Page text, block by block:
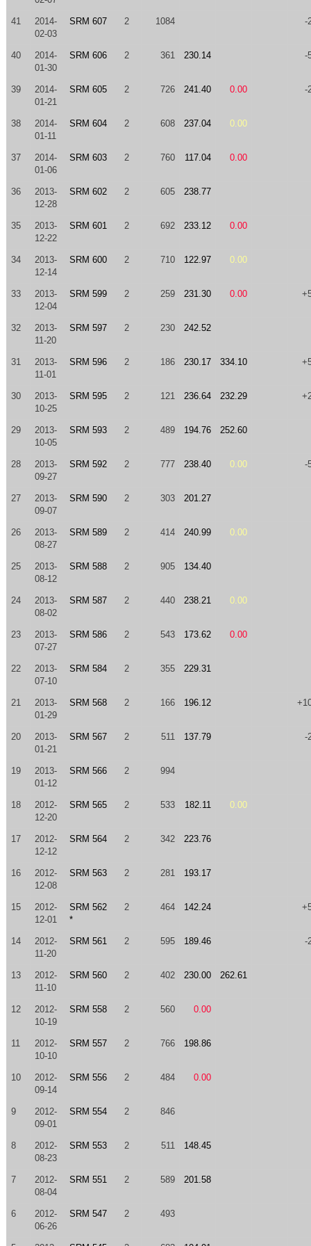
41
2014-
02-03
SRM 607 2 1084 -
40
2014-
01-30
SRM 606 2 361 230.14 -
39
2014-
01-21
SRM 605 2 726 241.40 0.00 -
38
2014-
01-11
SRM 604 2 608 237.04 0.00
37
2014-
01-06
SRM 603 2 760 117.04 0.00
36
2013-
12-28
SRM 602 2 605 238.77
35
2013-
12-22
SRM 601 2 692 233.12 0.00
34
2013-
12-14
SRM 600 2 710 122.97 0.00
33
2013-
12-04
SRM 599 2 259 231.30 0.00
32
2013-
11-20
SRM 597 2 230 242.52
31
2013-
11-01
SRM 596 2 186 230.17 334.10
30
2013-
10-25
SRM 595 2 121 236.64 232.29
29
2013-
10-05
SRM 593 2 489 194.76 252.60
28
2013-
09-27
SRM 592 2 777 238.40 0.00 -
27
2013-
09-07
SRM 590 2 303 201.27
26
2013-
08-27
SRM 589 2 414 240.99 0.00
25
2013-
08-12
SRM 588 2 905 134.40
24
2013-
08-02
SRM 587 2 440 238.21 0.00
23
2013-
07-27
SRM 586 2 543 173.62 0.00
22
2013-
07-10
SRM 584 2 355 229.31
21
2013-
01-29
SRM 568 2 166 196.12
20
2013-
01-21
SRM 567 2 511 137.79 -
19
2013-
01-12
SRM 566 2 994
18
2012-
12-20
SRM 565 2 533 182.11 0.00
17
2012-
12-12
SRM 564 2 342 223.76
16
2012-
12-08
SRM 563 2 281 193.17
15
2012-
12-01
SRM 562
*
2 464 142.24
14
2012-
11-20
SRM 561 2 595 189.46 -
13
2012-
11-10
SRM 560 2 402 230.00 262.61
12
2012-
10-19
SRM 558 2 560 0.00
11
2012-
10-10
SRM 557 2 766 198.86
10
2012-
09-14
SRM 556 2 484 0.00
9
2012-
09-01
SRM 554 2 846
8
2012-
08-23
SRM 553 2 511 148.45
7
2012-
08-04
SRM 551 2 589 201.58
6
2012-
06-26
SRM 547 2 493